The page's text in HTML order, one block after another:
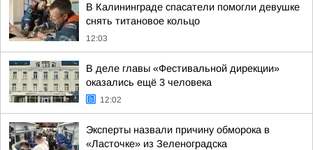
В Калининграде спасатели помогли девушке
снять титановое кольцо
12:03
В деле главы «Фестивальной дирекции»
оказались ещё 3 человека
12:02
Эксперты назвали причину обморока в
«Ласточке» из Зеленоградска